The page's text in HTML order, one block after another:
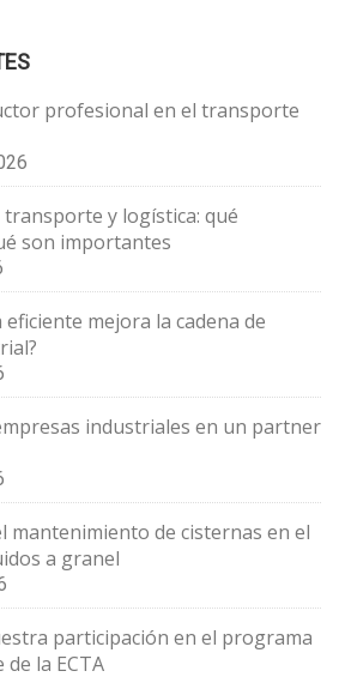
profesional en el transporte
y logística: qué
son importantes
eficiente mejora la cadena de
industriales en un partner
mantenimiento de cisternas en el
a granel
participación en el programa
de la ECTA